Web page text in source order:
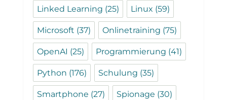
Linked Learning (25) Linux (59)
Microsoft (37) Onlinetraining (75)
OpenAI (25) Programmierung (41)
Python (176) Schulung (35)
Smartphone (27) Spionage (30)